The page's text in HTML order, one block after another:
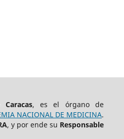
, es el órgano de
NACIONAL DE MEDICINA.
, y por ende su Responsable